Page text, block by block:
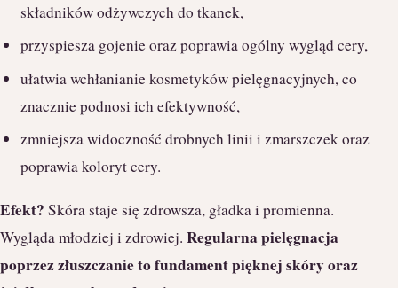
składników odżywczych do tkanek,
przyspiesza gojenie oraz poprawia ogólny wygląd cery,
ułatwia wchłanianie kosmetyków pielęgnacyjnych, co
znacznie podnosi ich efektywność,
zmniejsza widoczność drobnych linii i zmarszczek oraz
poprawia koloryt cery.
Efekt? Skóra staje się zdrowsza, gładka i promienna.
Wygląda młodziej i zdrowiej. Regularna pielęgnacja
poprzez złuszczanie to fundament pięknej skóry oraz